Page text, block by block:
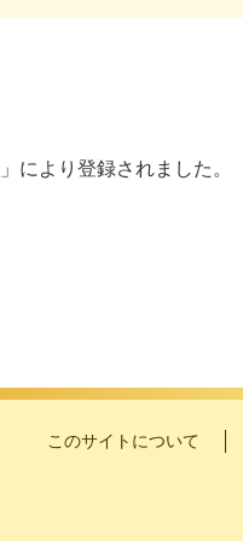
」により登録されました。
このサイトについて